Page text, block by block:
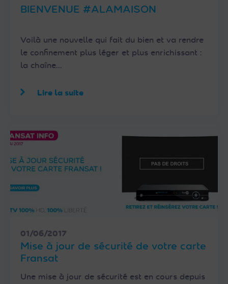
BIENVENUE #ALAMAISON
Voilà une nouvelle qui fait du bien et va rendre
le confinement plus léger et plus enrichissant :
la chaîne…
Lire la suite
01/06/2017
Mise à jour de sécurité de votre carte
Fransat
Une mise à jour de sécurité est en cours depuis